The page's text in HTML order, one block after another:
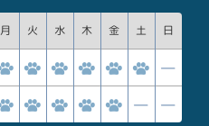
月 火 水 木 金 土 日